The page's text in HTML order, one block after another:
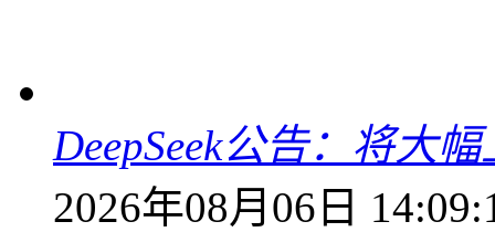
DeepSeek公告：将大
2026年08月06日